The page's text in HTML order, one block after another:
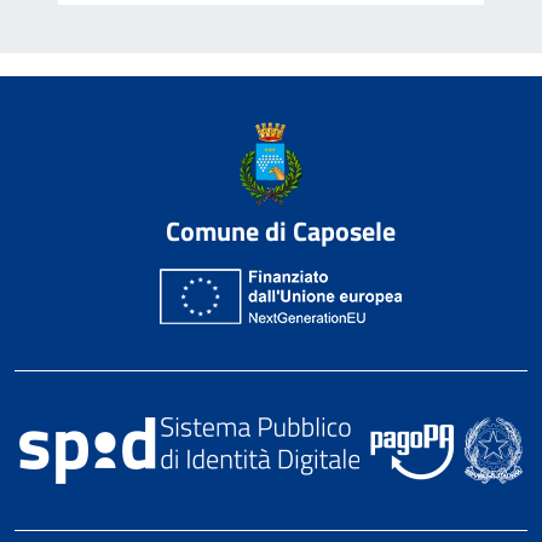
Comune di Caposele